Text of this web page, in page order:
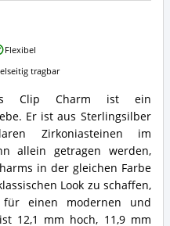
Clip Charm ist ein
Er ist aus Sterlingsilber
Zirkoniasteinen im
allein getragen werden,
in der gleichen Farbe
Look zu schaffen,
einen modernen und
12,1 mm hoch, 11,9 mm
Flexibel
tragbar